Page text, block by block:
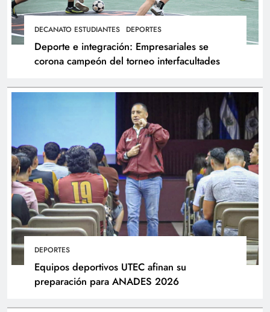
DECANATO ESTUDIANTES DEPORTES
Deporte e integración: Empresariales se
corona campeón del torneo interfacultades
DEPORTES
Equipos deportivos UTEC afinan su
preparación para ANADES 2026